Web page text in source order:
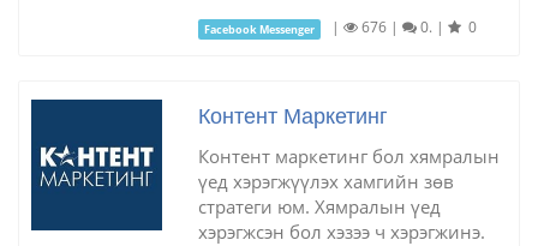
Facebook Messenger | 676 | 0. | 0
Контент Маркетинг
Контент маркетинг бол хямралын
үед хэрэгжүүлэх хамгийн зөв
стратеги юм. Хямралын үед
хэрэгжсэн бол хэзээ ч хэрэгжинэ.